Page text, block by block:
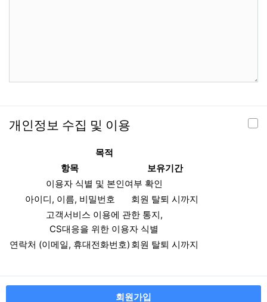
개인정보 수집 및 이용
목적
항목
보유기간
이용자 식별 및 본인여부 확인
아이디, 이름, 비밀번호
회원 탈퇴 시까지
고객서비스 이용에 관한 통지,
CS대응을 위한 이용자 식별
연락처 (이메일, 휴대전화번호) 회원 탈퇴 시까지
회원가입